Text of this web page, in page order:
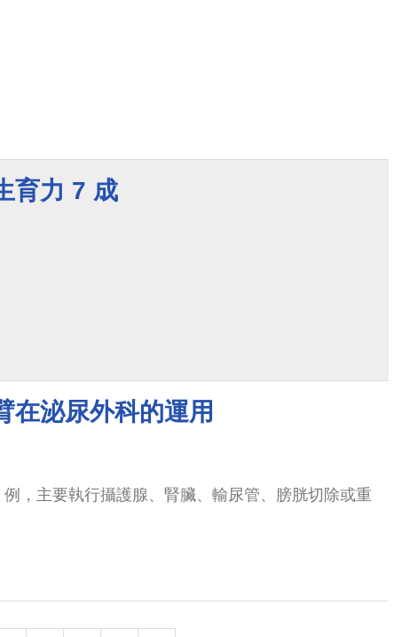
育力 7 成
在泌尿外科的運用
，主要執行攝護腺、腎臟、輸尿管、膀胱切除或重